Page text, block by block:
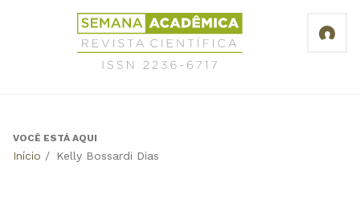
Revista
Científica
Semana
6717
Back
VOCÊ ESTÁ AQUI
Início / Kelly Bossardi Dias